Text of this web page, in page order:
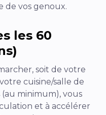
de vos genoux.
les 60
soit de votre
cuisine/salle de
minimum), vous
et à accélérer